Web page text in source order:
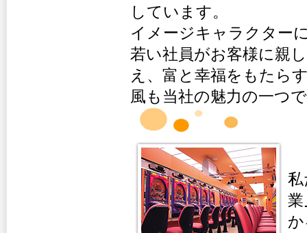
しています。
イメージキャラクター
若い社員がお客様に親
え、富と幸福をもたら
風も当社の魅力の一つ